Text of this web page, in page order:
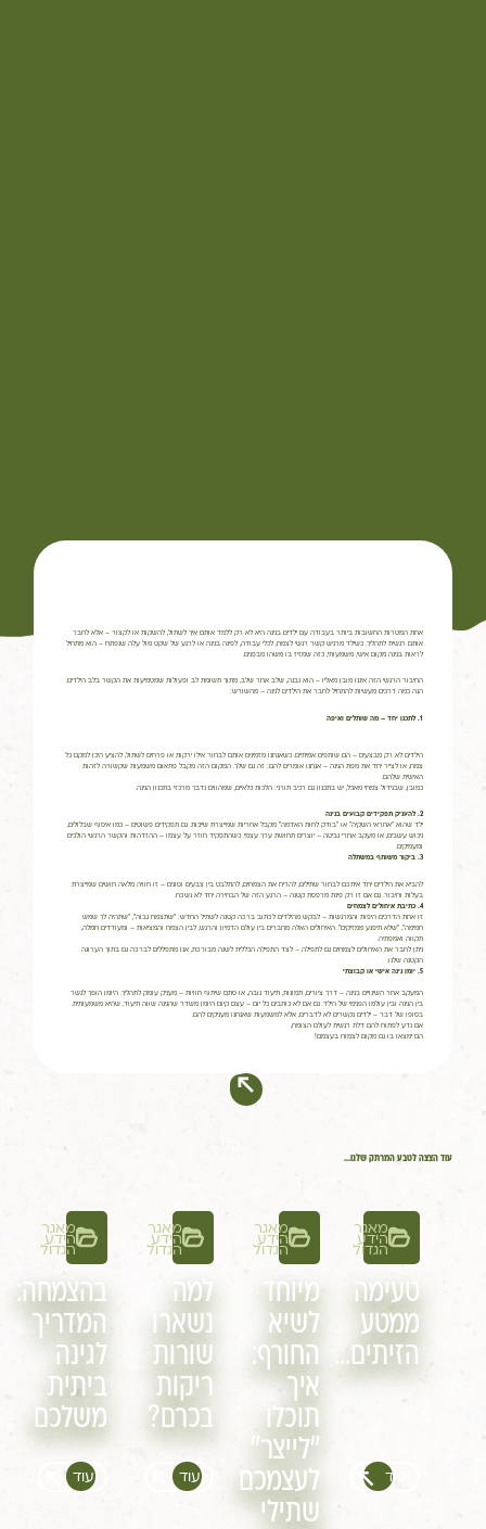
אחת המטרות החשובות ביותר בעבודה עם ילדים בגינה היא לא רק ללמד אותם איך לשתול, להשקות או לקצור – אלא לחבר
אותם רגשית לתהליך. כשילד מרגיש קשר רגשי לצמח, לכלי עבודה, לפינה בגינה או לרגע של שקט מול עלה שנפתח – הוא מתחיל
לראות בגינה מקום אישי, משמעותי, כזה שמזיז בו משהו מבפנים.
החיבור הרגשי הזה איננו מובן מאליו – הוא נבנה, שלב אחר שלב, מתוך תשומת לב ופעולות שמטמיעות את הקשר בלב הילדים.
הנה כמה דרכים מעשיות להתחיל לחבר את הילדים לגינה – מהשורש:
1. לתכנן יחד – מה שותלים ואיפה
הילדים לא רק מבצעים – הם שותפים אמיתיים. כשאנחנו מזמינים אותם לבחור אילו ירקות או פרחים לשתול, להציע היכן למקם כל
צמח, או לצייר יחד את מפת הגינה – אנחנו אומרים להם: זה גם שלך. המקום הזה מקבל פתאום משמעות שקשורה לזהות
האישית שלהם.
כמובן, שבגידול צמחי מאכל, יש בתכנון גם רכיב תורני: הלכות כלאיים, שמהווים נדבך מרכזי בתכנון הגינה.
2. להעניק תפקידים קבועים בגינה
ילד שהוא "אחראי השקיה" או "בודק לחות האדמה" מקבל אחריות שמייצרת שייכות. גם תפקידים פשוטים – כמו איסוף שבלולים,
ניכוש עשבים, או מעקב אחרי נביטה – יוצרים תחושת ערך עצמי. כשהתפקיד חוזר על עצמו – ההזדהות והקשר הרגשי הולכים
ומעמיקים.
3. ביקור משותף במשתלה
להביא את הילדים יחד איתכם לבחור שתילים, להריח את הצמחים, להתלבט בין צבעים וסוגים – זו חוויה מלאה חושים שמייצרת
בעלות וחיבור. גם אם זו רק פינת מרפסת קטנה – הרגע הזה של הבחירה יחד לא נשכח.
4. כתיבת איחולים לצמחים
זו אחת הדרכים היפות והמרגשות – לבקש מהילדים לכתוב ברכה קטנה לשתיל החדש: "שתצמח גבוה", "שתהיה לך שמש
חמימה", "שלא תיפגע ממזיקים". האיחולים האלה מחברים בין עולם הדמיון והרגש, לבין הצמח והמציאות – ומעודדים חמלה,
תקווה ואמפתיה.
ניתן לחבר את האיחולים לצמחים גם לתפילה – לצד התפילה הכללית לשנה מבורכת, אנו מתפללים לברכה גם בתוך הערוגה
הקטנה שלנו.
5. יומן גינה אישי או קבוצתי
המעקב אחר השינויים בגינה – דרך ציורים, תמונות, תיעוד גובה, או סתם שיתוף חוויות – מעניק עומק לתהליך. היומן הופך לגשר
בין הגינה ובין עולמו הפנימי של הילד. גם אם לא כותבים כל יום – עצם קיום היומן משדר שהגינה שווה תיעוד, שהיא משמעותית.
בסופו של דבר – ילדים נקשרים לא לדברים, אלא למשמעות שאנחנו מעניקים להם.
אם נדע לפתוח להם דלת רגשית לעולם הצומח,
הם ימצאו בו גם מקום לצמוח בעצמם!
עוד הצצה לטבע המרתק שלנו...
מאגר
הידע
הגדול
טעימה
ממטע
הזיתים…
עוד
מאגר
הידע
הגדול
מיוחד
לשיא
החורף:
איך
תוכלו
"לייצר"
לעצמכם
שתילי
מאגר
הידע
הגדול
למה
נשארו
שורות
ריקות
בכרם?
עוד
מאגר
הידע
הגדול
בהצמחה:
המדריך
לגינה
ביתית
משלכם
עוד